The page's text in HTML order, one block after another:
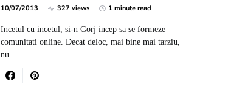
10/07/2013 327 views 1 minute read
Incetul cu incetul, si-n Gorj incep sa se formeze
comunitati online. Decat deloc, mai bine mai tarziu,
nu…